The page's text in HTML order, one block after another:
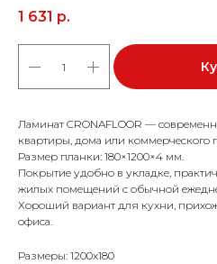
1 631 р.
Ламинат CRONAFLOOR —
квартиры, дома или коммерческого
Размер планки: 180×1200×4 мм.
Покрытие удобно в укладке,
жилых помещений с обычной
Хороший вариант для кухни,
офиса.
Размеры: 1200x180